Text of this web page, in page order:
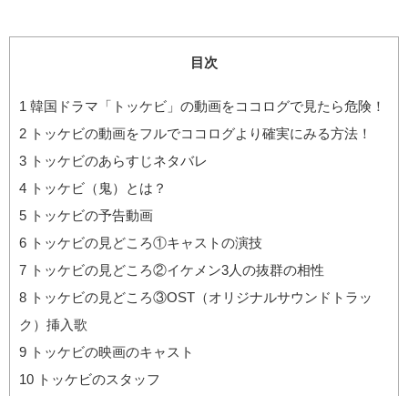
目次
1 韓国ドラマ「トッケビ」の動画をココログで見たら危険！
2 トッケビの動画をフルでココログより確実にみる方法！
3 トッケビのあらすじネタバレ
4 トッケビ（鬼）とは？
5 トッケビの予告動画
6 トッケビの見どころ①キャストの演技
7 トッケビの見どころ②イケメン3人の抜群の相性
8 トッケビの見どころ③OST（オリジナルサウンドトラッ
ク）挿入歌
9 トッケビの映画のキャスト
10 トッケビのスタッフ